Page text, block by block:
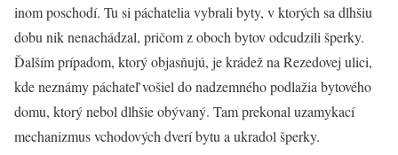
inom poschodí. Tu si páchatelia vybrali byty, v ktorých sa dlhšiu
dobu nik nenachádzal, pričom z oboch bytov odcudzili šperky.
Ďalším prípadom, ktorý objasňujú, je krádež na Rezedovej ulici,
kde neznámy páchateľ vošiel do nadzemného podlažia bytového
domu, ktorý nebol dlhšie obývaný. Tam prekonal uzamykací
mechanizmus vchodových dverí bytu a ukradol šperky.